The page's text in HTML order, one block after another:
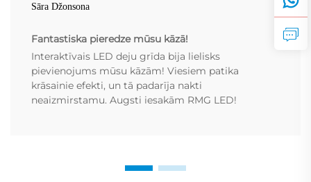
Sāra Džonsona
Fantastiska pieredze mūsu kāzā!
Interaktīvais LED deju grīda bija lielisks
pievienojums mūsu kāzām! Viesiem patika
krāsainie efekti, un tā padarīja nakti
neaizmirstamu. Augsti iesakām RMG LED!